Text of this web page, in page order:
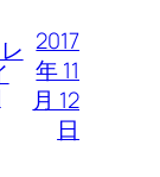
2017
年 11
月 12
日